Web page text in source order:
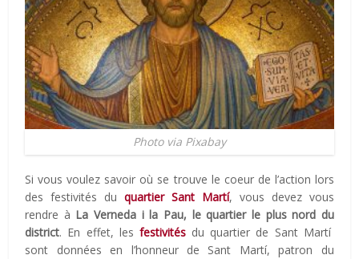
Photo via Pixabay
Si vous voulez savoir où se trouve le coeur de l’action lors
des festivités duquartier Sant Martí, vous devez vous
rendre à La Verneda i la Pau, le quartier le plus nord du
district. En effet, les festivitésdu quartier de Sant Martí
sont données en l’honneur de Sant Martí, patron du